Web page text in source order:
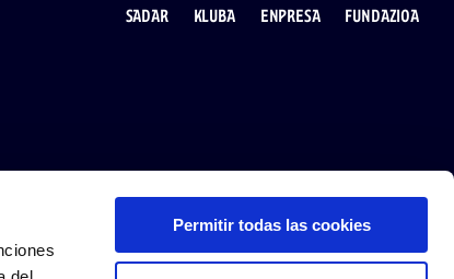
Permitir todas las cookies
SADAR KLUBA ENPRESA FUNDAZIOA
JARRAI IEZAGUZU APP JAITSI